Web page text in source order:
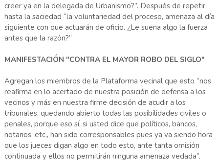
creer ya en la delegada de Urbanismo?”. Después de repetir
hasta la saciedad “la voluntariedad del proceso, amenaza al día
siguiente con que actuarán de oficio. ¿Le suena algo la fuerza
antes que la razón?”.
MANIFESTACIÓN "CONTRA EL MAYOR ROBO DEL SIGLO"
Agregan los miembros de la Plataforma vecinal que esto “nos
reafirma en lo acertado de nuestra posición de defensa a los
vecinos y más en nuestra firme decisión de acudir a los
tribunales, quedando abierto todas las posibilidades civiles o
penales, porque eso sí, si usted dice que políticos, bancos,
notarios, etc., han sido corresponsables pues ya va siendo hora
que los jueces digan algo en todo esto, ante tanta omisión
continuada y ellos no permitirán ninguna amenaza vedada”.